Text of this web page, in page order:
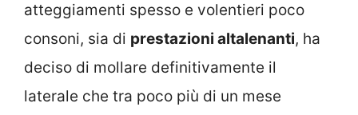
atteggiamenti spesso e volentieri poco
consoni, sia di prestazioni altalenanti, ha
deciso di mollare definitivamente il
laterale che tra poco più di un mese